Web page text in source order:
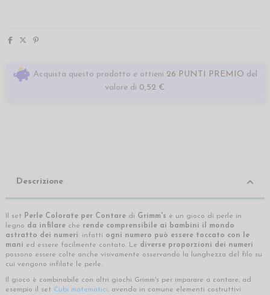
Acquista questo prodotto e ottieni 26 PUNTI PREMIO del
valore di 0,52 €
Descrizione
Il set Perle Colorate per Contare di Grimm's è un gioco di perle in
legno da infilare che rende comprensibile ai bambini il mondo
astratto dei numeri: infatti ogni numero può essere toccato con le
mani ed essere facilmente contato. Le diverse proporzioni dei numeri
possono essere colte anche visivamente osservando la lunghezza del filo su
cui vengono infilate le perle.
Il gioco è combinabile con altri giochi Grimm's per imparare a contare, ad
esempio il set Cubi matematici, avendo in comune elementi costruttivi